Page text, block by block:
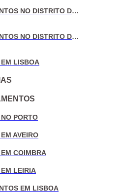
VENDA DE APARTAMENTOS NO DISTRITO DE COIMBRA
VENDA DE APARTAMENTOS NO DISTRITO DE LEIRIA
LISBOA
PORTO
AVEIRO
COIMBRA
LEIRIA
EM LISBOA